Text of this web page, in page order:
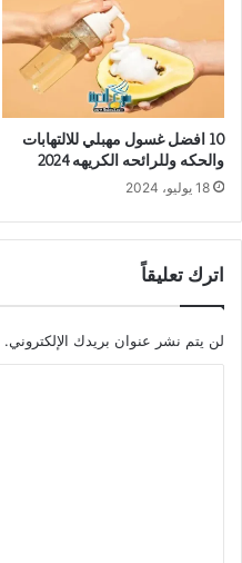
10 افضل غسول مهبلي للالتهابات
والحكه وللرائحه الكريهه 2024
18 يوليو، 2024
اترك تعليقاً
لن يتم نشر عنوان بريدك الإلكتروني.